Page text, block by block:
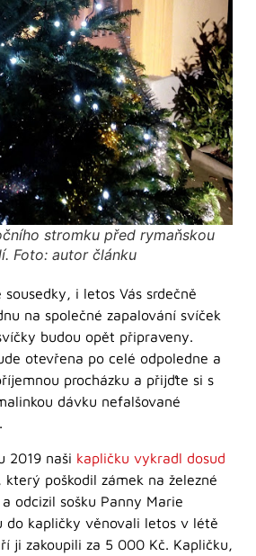
stromku před rymaňskou
Foto: autor článku
i letos Vás srdečně
na společné zapalování svíček
budou opět připraveny.
otevřena po celé odpoledne a
procházku a přijďte si s
dávku nefalšované
2019 naši kapličku vykradl dosud
, který poškodil zámek na železné
odcizil sošku Panny Marie
do kapličky věnovali letos v létě
ji zakoupili za 5 000 Kč. Kapličku,